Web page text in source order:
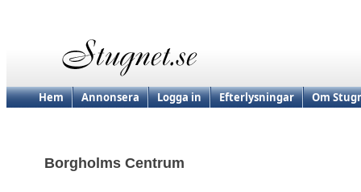
Hem Annonsera Logga in Efterlysningar Om
Borgholms Centrum